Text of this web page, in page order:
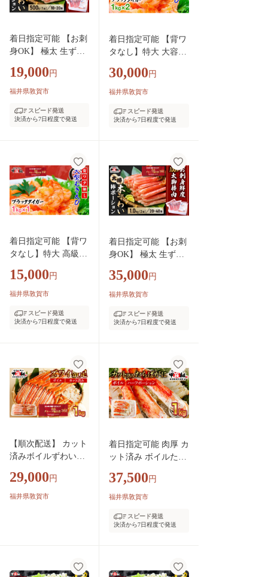
着日指定可能 【お刺
身OK】 極太 生ずわ
ョン (殻剥き) 総重量
500g / 解凍後400g
蟹 ずわいがに ズワ
ーション 脚だけ 生
生食 刺身 しゃぶし
ゃぶ カニしゃぶ お
中元 お歳暮 ギフト
贈り物 プレゼント】
19,000 円
福井県敦賀市
スピード発送
決済から7日程度で発送
着日指定可能 【背ワ
タなし】特大 大容量
ー（大型むきえび）
約1kg (解凍時800g前
セット【甲羅組 敦賀
便利 ランキング 感謝
祭】[024-a041_A20]
30,000 円
福井県敦賀市
スピード発送
決済から7日程度で発送
着日指定可能 【背ワ
タなし】特大 高級ブ
型むきえび） 約1kg
(解凍時800g前後) /
【甲羅組 敦賀 下処
便利 ランキング 感
謝祭】[024-a040_A2
0]
15,000 円
福井県敦賀市
スピード発送
決済から7日程度で発送
着日指定可能 【お刺
身OK】 極太 生ずわ
ン (殻剥き) 総重量1k
g / 解凍後800g【甲羅
いがに ズワイガニ ず
生 生食 刺身 しゃぶ
しゃぶ カニしゃぶ お
中元 お歳暮 ギフト
贈り物 プレゼント】
[024-c023]
35,000 円
福井県敦賀市
スピード発送
決済から7日程度で発送
【順次配送】 カット
済みボイルずわい足1
魚介類 魚貝類】[024-
b027]
29,000 円
福井県敦賀市
着日指定可能 肉厚 カ
ット済み ボイルたら
g / 総重量1kg) ×1箱
【甲羅組 敦賀 かに
たらばがに たらば蟹
き身 カット 人気 ラ
37,500 円
福井県敦賀市
スピード発送
決済から7日程度で発送